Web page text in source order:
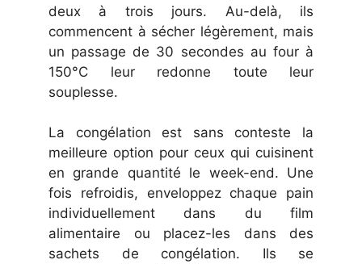
deux à trois jours. Au-delà, ils
commencent à sécher légèrement, mais
un passage de 30 secondes au four à
150°C leur redonne toute leur
souplesse.
La congélation est sans conteste la
meilleure option pour ceux qui cuisinent
en grande quantité le week-end. Une
fois refroidis, enveloppez chaque pain
individuellement dans du film
alimentaire ou placez-les dans des
sachets de congélation. Ils se